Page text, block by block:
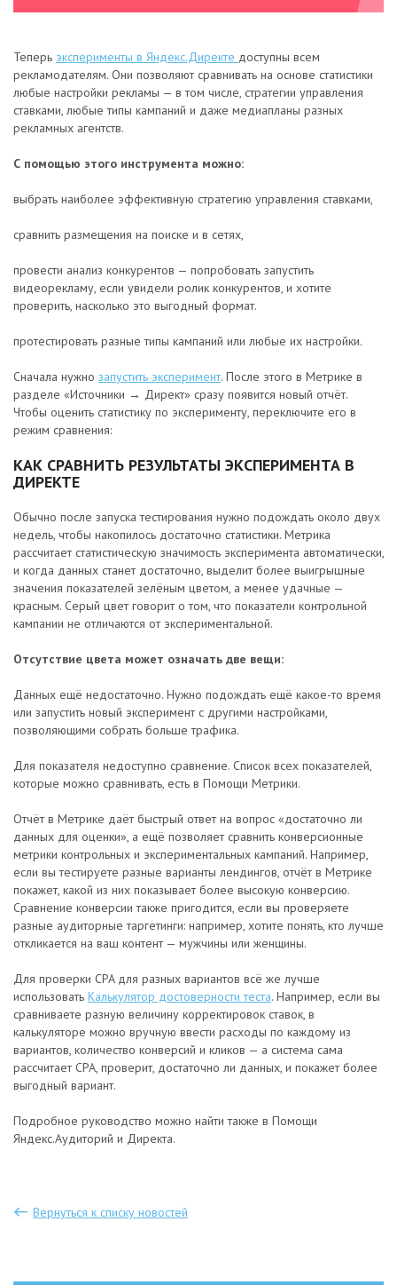
Теперь эксперименты в Яндекс.Директе доступны всем
рекламодателям. Они позволяют сравнивать на основе статистики
любые настройки рекламы — в том числе, стратегии управления
ставками, любые типы кампаний и даже медиапланы разных
рекламных агентств.
С помощью этого инструмента можно:
выбрать наиболее эффективную стратегию управления ставками,
сравнить размещения на поиске и в сетях,
провести анализ конкурентов — попробовать запустить
видеорекламу, если увидели ролик конкурентов, и хотите
проверить, насколько это выгодный формат.
протестировать разные типы кампаний или любые их настройки.
Сначала нужно запустить эксперимент. После этого в Метрике в
разделе «Источники → Директ» сразу появится новый отчёт.
Чтобы оценить статистику по эксперименту, переключите его в
режим сравнения:
КАК СРАВНИТЬ РЕЗУЛЬТАТЫ ЭКСПЕРИМЕНТА В
ДИРЕКТЕ
Обычно после запуска тестирования нужно подождать около двух
недель, чтобы накопилось достаточно статистики. Метрика
рассчитает статистическую значимость эксперимента автоматически,
и когда данных станет достаточно, выделит более выигрышные
значения показателей зелёным цветом, а менее удачные —
красным. Серый цвет говорит о том, что показатели контрольной
кампании не отличаются от экспериментальной.
Отсутствие цвета может означать две вещи:
Данных ещё недостаточно. Нужно подождать ещё какое-то время
или запустить новый эксперимент с другими настройками,
позволяющими собрать больше трафика.
Для показателя недоступно сравнение. Список всех показателей,
которые можно сравнивать, есть в Помощи Метрики.
Отчёт в Метрике даёт быстрый ответ на вопрос «достаточно ли
данных для оценки», а ещё позволяет сравнить конверсионные
метрики контрольных и экспериментальных кампаний. Например,
если вы тестируете разные варианты лендингов, отчёт в Метрике
покажет, какой из них показывает более высокую конверсию.
Сравнение конверсии также пригодится, если вы проверяете
разные аудиторные таргетинги: например, хотите понять, кто лучше
откликается на ваш контент — мужчины или женщины.
Для проверки CPA для разных вариантов всё же лучше
использовать Калькулятор достоверности теста. Например, если вы
сравниваете разную величину корректировок ставок, в
калькуляторе можно вручную ввести расходы по каждому из
вариантов, количество конверсий и кликов — а система сама
рассчитает CPA, проверит, достаточно ли данных, и покажет более
выгодный вариант.
Подробное руководство можно найти также в Помощи
Яндекс.Аудиторий и Директа.
Вернуться к списку новостей